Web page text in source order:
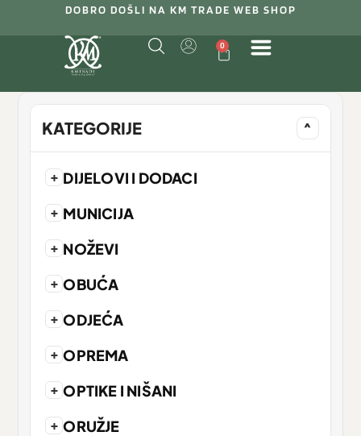
DOBRO DOŠLI NA KM TRADE WEB SHOP
0
KATEGORIJE ^
+ DIJELOVI I DODACI
+ MUNICIJA
+ NOŽEVI
+ OBUĆA
+ ODJEĆA
+ OPREMA
+ OPTIKE I NIŠANI
+ ORUŽJE